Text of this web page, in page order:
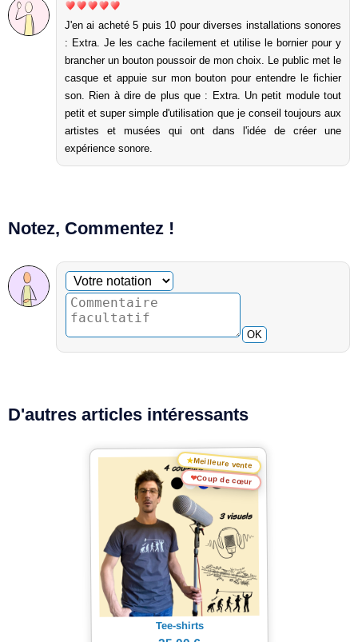
J'en ai acheté 5 puis 10 pour diverses installations sonores
: Extra. Je les cache facilement et utilise le bornier pour y
brancher un bouton poussoir de mon choix. Le public met le
casque et appuie sur mon bouton pour entendre le fichier
son. Rien à dire de plus que : Extra. Un petit module tout
petit et super simple d'utilisation que je conseil toujours aux
artistes et musées qui ont dans l'idée de créer une
expérience sonore.
Notez, Commentez !
Commentaire facultatif
Votre notation
OK
D'autres articles intéressants
★Meilleure vente
❤Coup de cœur
Tee-shirts